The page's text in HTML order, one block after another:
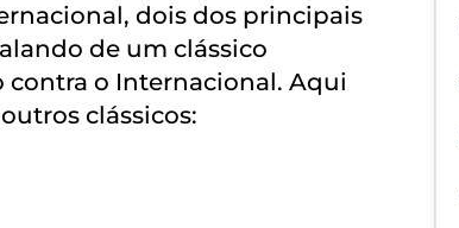
dois dos principais
de um clássico
contra o Internacional. Aqui
clássicos: